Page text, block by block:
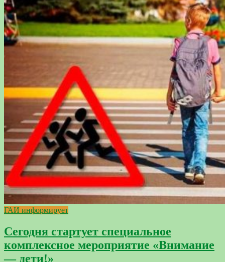
ГАИ информирует
Сегодня стартует специальное
комплексное мероприятие «Внимание
— дети!»